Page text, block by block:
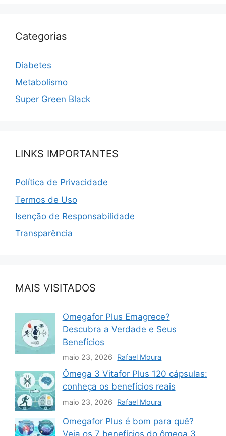
Categorias
Diabetes
Metabolismo
Super Green Black
LINKS IMPORTANTES
Política de Privacidade
Termos de Uso
Isenção de Responsabilidade
Transparência
MAIS VISITADOS
Omegafor Plus Emagrece?
Descubra a Verdade e Seus
Benefícios
maio 23, 2026 Rafael Moura
Ômega 3 Vitafor Plus 120 cápsulas:
conheça os benefícios reais
maio 23, 2026 Rafael Moura
Omegafor Plus é bom para quê?